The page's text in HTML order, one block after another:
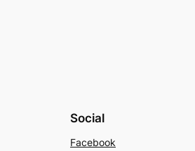
Social
Facebook